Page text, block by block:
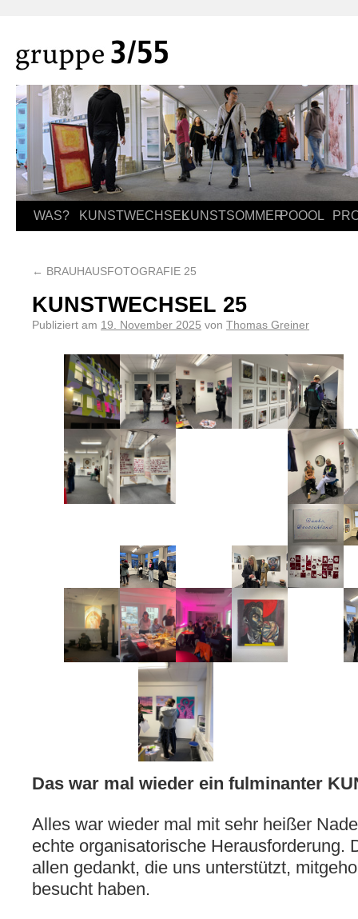
WAS? KUNSTWECHSELKUNSTSOMMERPOOOL
← BRAUHAUSFOTOGRAFIE 25
KUNSTWECHSEL 25
Publiziert am 19. November 2025 von Thomas Greiner
Das war mal wieder ein fulminanter
Alles war wieder mal mit sehr heißer
echte organisatorische Herausforderung.
allen gedankt, die uns unterstützt,
besucht haben.